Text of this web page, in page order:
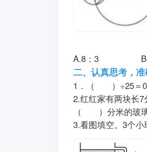
A.8：3
二、认真思考，
1．（ ）÷25
2.红红家有两块长
（ ）分米的玻
3.看图填空。3个